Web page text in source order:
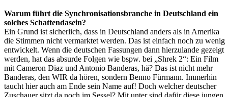
Warum führt die Synchronisationsbranche in Deutschland ein
solches Schattendasein?
Ein Grund ist sicherlich, dass in Deutschland anders als in Amerika
die Stimmen nicht vermarktet werden. Das ist einfach noch zu wenig
entwickelt. Wenn die deutschen Fassungen dann hierzulande gezeigt
werden, hat das absurde Folgen wie bspw. bei „Shrek 2“: Ein Film
mit Cameron Diaz und Antonio Banderas, hä? Das ist nicht mehr
Banderas, den WIR da hören, sondern Benno Fürmann. Immerhin
taucht hier auch am Ende sein Name auf! Doch welcher deutscher
Zuschauer sitzt da noch im Sessel? Mit unter sind dafür diese jungen